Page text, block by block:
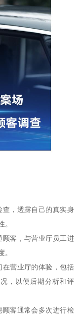
查，透露自己的真实身
。
客，与营业厅员工进
。
营业厅的体验，包括
，以便后期分析和评
客通常会多次进行检